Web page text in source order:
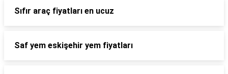
Sıfır araç fiyatları en ucuz
Saf yem eskişehir yem fiyatları